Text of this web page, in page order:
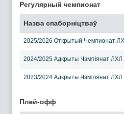
Регулярный чемпионат
Назва спаборніцтваў
2025/2026 Открытый Чемпионат
2024/2025 Адкрыты Чэмпіянат ЛХЛ
2023/2024 Адкрыты Чэмпіянат ЛХЛ
Плей-офф